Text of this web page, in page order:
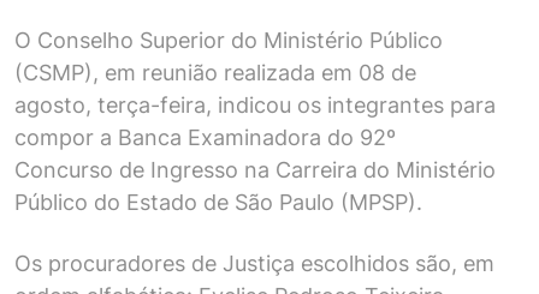
O Conselho Superior do Ministério Público
(CSMP), em reunião realizada em 08 de
agosto, terça-feira, indicou os integrantes para
compor a Banca Examinadora do 92º
Concurso de Ingresso na Carreira do Ministério
Público do Estado de São Paulo (MPSP).
Os procuradores de Justiça escolhidos são, em